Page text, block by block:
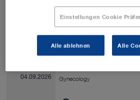
Warsaw, Poland
31.08.2026
04.09.2026
KS Online Suturing
Gynecology
Einstellungen Cookie
Alle ablehnen Alle